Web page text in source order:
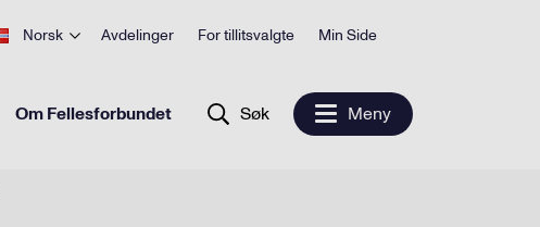
Norsk Avdelinger For tillitsvalgte Min Side
Om Fellesforbundet Søk Meny